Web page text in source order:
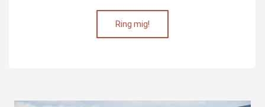
Ring mig!